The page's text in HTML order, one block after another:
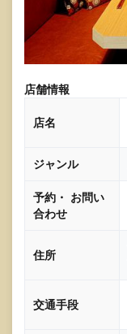
店舗情報
店名
ジャンル
予約・
お問い
合わせ
住所
交通手段